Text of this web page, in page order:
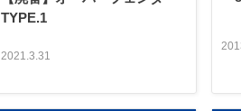
TYPE.1
2021.3.31